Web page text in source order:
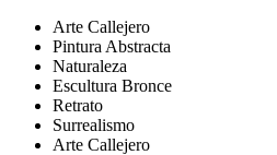
Arte Callejero
Pintura Abstracta
Naturaleza
Escultura Bronce
Retrato
Surrealismo
Arte Callejero